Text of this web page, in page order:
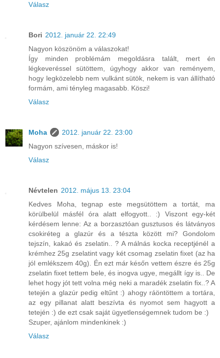
Válasz
Bori 2012. január 22. 22:49
Nagyon köszönöm a válaszokat!
Így minden problémám megoldásra talált, mert én
légkeveréssel sütöttem, úgyhogy akkor van reményem,
hogy legközelebb nem vulkánt sütök, nekem is van állítható
formám, ami tényleg magasabb. Köszi!
Válasz
Moha
2012. január 22. 23:00
Nagyon szívesen, máskor is!
Válasz
Névtelen 2012. május 13. 23:04
Kedves Moha, tegnap este megsütöttem a tortát, ma
körülbelül másfél óra alatt elfogyott.. :) Viszont egy-két
kérdésem lenne: Az a borzasztóan gusztusos és látványos
csokiréteg a glazúr és a tészta között mi? Gondolom
tejszín, kakaó és zselatin.. ? A málnás kocka receptjénél a
krémhez 25g zselatint vagy két csomag zselatin fixet (az ha
jól emlékszem 40g). Én ezt már későn vettem észre és 25g
zselatin fixet tettem bele, és inogva ugye, megállt így is.. De
lehet hogy jót tett volna még neki a maradék zselatin fix..? A
tetején a glazúr pedig eltűnt :) ahogy ráöntöttem a tortára,
az egy pillanat alatt beszívta és nyomot sem hagyott a
tetején :) de ezt csak saját ügyetlenségemnek tudom be :)
Szuper, ajánlom mindenkinek :)
Válasz